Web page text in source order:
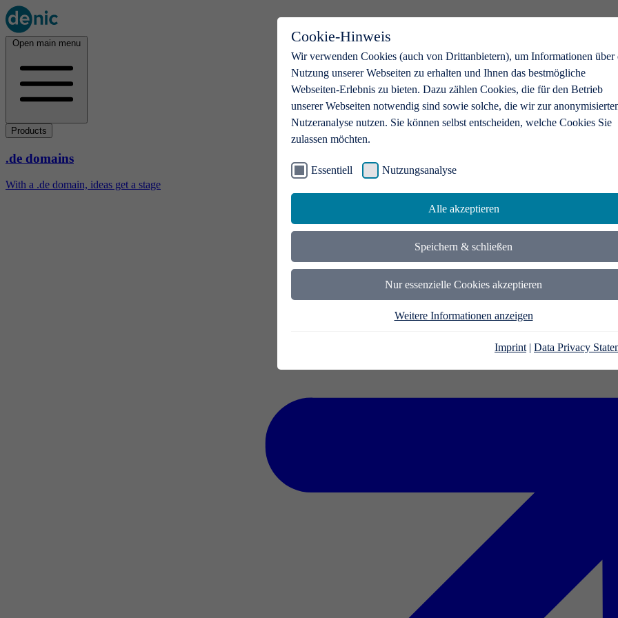
Cookie-Hinweis
Wir verwenden Cookies (auch von Drittanbietern), um Informationen über
Nutzung unserer Webseiten zu erhalten und Ihnen das bestmögliche
Webseiten-Erlebnis zu bieten. Dazu zählen Cookies, die für den Betrieb
unserer Webseiten notwendig sind sowie solche, die wir zur
Nutzeranalyse nutzen. Sie können selbst entscheiden, welche Cookies Sie
zulassen möchten.
Essentiell Nutzungsanalyse
Alle akzeptieren
Speichern & schließen
Nur essenzielle Cookies akzeptieren
Weitere Informationen anzeigen
Imprint | Data Privacy
Open main menu
Products
.de domains
With a .de domain, ideas get a stage